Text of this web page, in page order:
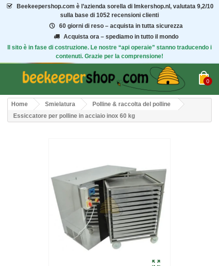
Beekeepershop.com è l’azienda sorella di Imkershop.nl, valutata 9,2/10
sulla base di 1052 recensioni clienti
60 giorni di reso – acquista in tutta sicurezza
Acquista ora – spediamo in tutto il mondo
Il sito è in fase di costruzione. Le nostre “api operaie” stanno traducendo i
contenuti. Grazie per la comprensione!
0
Home Smielatura
Polline & raccolta del polline
Essiccatore per polline in acciaio inox 60 kg